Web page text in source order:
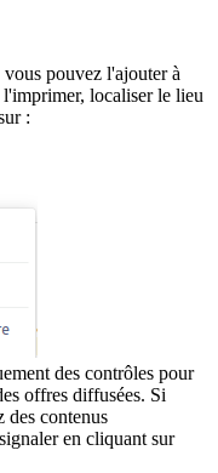
pouvez l'ajouter à
localiser le lieu
:
des contrôles pour
offres diffusées. Si
des contenus
en cliquant sur